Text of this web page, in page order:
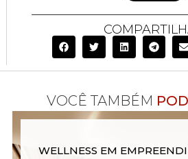
WELLNESS EM
VOCÊ TAMBÉM